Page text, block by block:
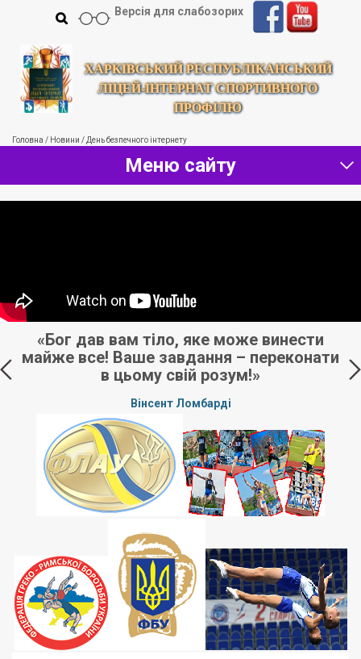
ХАРКІВСЬКИЙ РЕСПУБЛІКАНСЬКИЙ
ЛІЦЕЙ-ІНТЕРНАТ СПОРТИВНОГО
ПРОФІЛЮ
Версія для слабозорих
Головна / Новини / День безпечного інтернету
Меню сайту
«Бог дав вам тіло, яке може винести
майже все! Ваше завдання – переконати
в цьому свій розум!»
Вінсент Ломбарді